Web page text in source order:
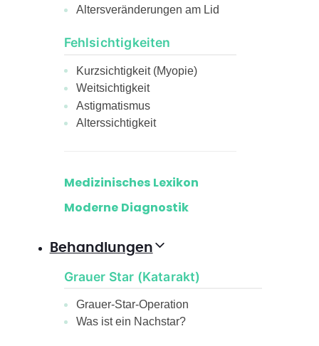
Altersveränderungen am Lid
Fehlsichtigkeiten
Kurzsichtigkeit (Myopie)
Weitsichtigkeit
Astigmatismus
Alterssichtigkeit
Medizinisches Lexikon
Moderne Diagnostik
Behandlungen
Grauer Star (Katarakt)
Grauer-Star-Operation
Was ist ein Nachstar?